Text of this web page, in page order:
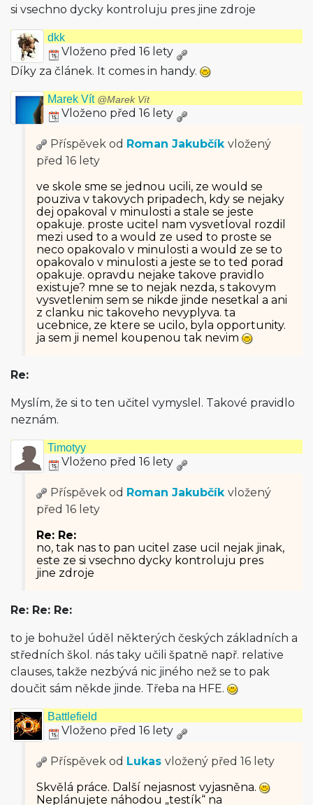
si vsechno dycky kontroluju pres jine zdroje
dkk
Vloženo před 16 lety
Díky za článek. It comes in handy.
Marek Vít @Marek Vít
Vloženo před 16 lety
Příspěvek od Roman Jakubčík vložený
před 16 lety
ve skole sme se jednou ucili, ze would se
pouziva v takovych pripadech, kdy se nejaky
dej opakoval v minulosti a stale se jeste
opakuje. proste ucitel nam vysvetloval rozdil
mezi used to a would ze used to proste se
neco opakovalo v minulosti a would ze se to
opakovalo v minulosti a jeste se to ted porad
opakuje. opravdu nejake takove pravidlo
existuje? mne se to nejak nezda, s takovym
vysvetlenim sem se nikde jinde nesetkal a ani
z clanku nic takoveho nevyplyva. ta
ucebnice, ze ktere se ucilo, byla opportunity.
ja sem ji nemel koupenou tak nevim
Re:
Myslím, že si to ten učitel vymyslel. Takové pravidlo
neznám.
Timotyy
Vloženo před 16 lety
Příspěvek od Roman Jakubčík vložený
před 16 lety
Re: Re:
no, tak nas to pan ucitel zase ucil nejak jinak,
este ze si vsechno dycky kontroluju pres
jine zdroje
Re: Re: Re:
to je bohužel úděl některých českých základních a
středních škol. nás taky učili špatně např. relative
clauses, takže nezbývá nic jiného než se to pak
doučit sám někde jinde. Třeba na HFE.
Battlefield
Vloženo před 16 lety
Příspěvek od Lukas vložený před 16 lety
Skvělá práce. Další nejasnost vyjasněna.
Neplánujete náhodou „testík“ na